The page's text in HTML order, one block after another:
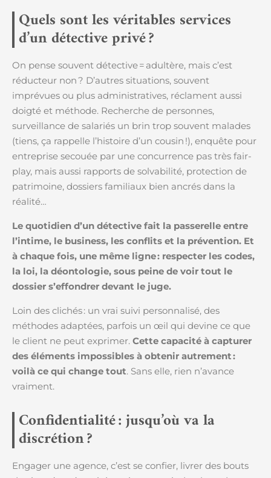
Quels sont les véritables services
d’un détective privé ?
On pense souvent détective = adultère, mais c’est
réducteur non ? D’autres situations, souvent
imprévues ou plus administratives, réclament aussi
doigté et méthode. Recherche de personnes,
surveillance de salariés un brin trop souvent malades
(tiens, ça rappelle l’histoire d’un cousin !), enquête pour
entreprise secouée par une concurrence pas très fair-
play, mais aussi rapports de solvabilité, protection de
patrimoine, dossiers familiaux bien ancrés dans la
réalité…
Le quotidien d’un détective fait la passerelle entre
l’intime, le business, les conflits et la prévention. Et
à chaque fois, une même ligne : respecter les codes,
la loi, la déontologie, sous peine de voir tout le
dossier s’effondrer devant le juge.
Loin des clichés : un vrai suivi personnalisé, des
méthodes adaptées, parfois un œil qui devine ce que
le client ne peut exprimer. Cette capacité à capturer
des éléments impossibles à obtenir autrement :
voilà ce qui change tout. Sans elle, rien n’avance
vraiment.
Confidentialité : jusqu’où va la
discrétion ?
Engager une agence, c’est se confier, livrer des bouts